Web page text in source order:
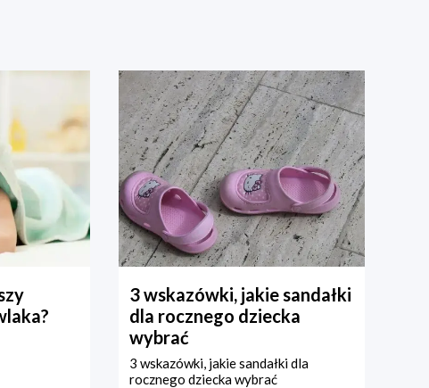
3 wskazówki, jakie sandałki
dla rocznego dziecka
wybrać
3 wskazówki, jakie sandałki dla
rocznego dziecka wybrać